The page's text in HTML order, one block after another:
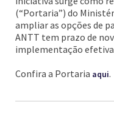
(“Portaria”) do
ampliar as opções de
ANTT tem prazo de
implementação
Confira a Portaria aqui.